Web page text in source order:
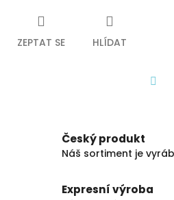
ZEPTAT SE HLÍDAT
Český produkt
Náš sortiment je
Expresní výroba